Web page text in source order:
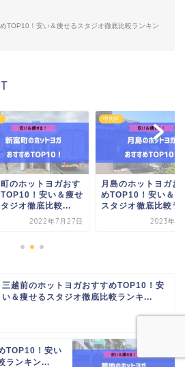
TOP10！安い＆痩せるスタジオ徹底比較ランキン
のホットヨガおす
！安い＆痩せ
ジオ徹底比較...
2022年7月27日
中央区
月島のホットヨガお
めTOP10！安い＆痩
スタジオ徹底比較ラ
2023年11
三越前のホットヨガおすすめTOP10！安
い＆痩せるスタジオ徹底比較ランキ...
TOP10！安い
ランキン...